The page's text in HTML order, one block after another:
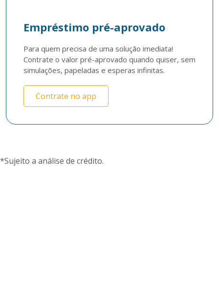
Empréstimo pré-aprovado
Para quem precisa de uma solução imediata!
Contrate o valor pré-aprovado quando quiser, sem
simulações, papeladas e esperas infinitas.
Contrate no app
*Sujeito a análise de crédito.